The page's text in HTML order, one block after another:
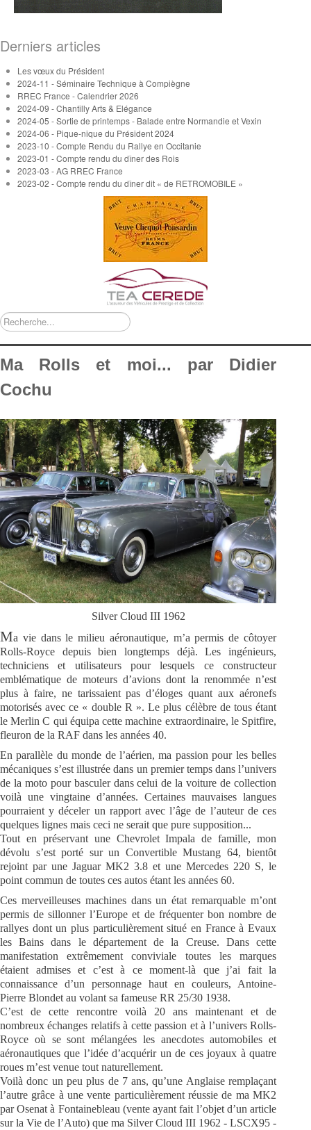
Derniers articles
Les vœux du Président
2024-11 - Séminaire Technique à Compiègne
RREC France - Calendrier 2026
2024-09 - Chantilly Arts & Elégance
2024-05 - Sortie de printemps - Balade entre Normandie et Vexin
2024-06 - Pique-nique du Président 2024
2023-10 - Compte Rendu du Rallye en Occitanie
2023-01 - Compte rendu du dîner des Rois
2023-03 - AG RREC France
2023-02 - Compte rendu du dîner dit « de RETROMOBILE »
Rechercher
Ma Rolls et moi... par Didier
Cochu
Silver Cloud III 1962
Ma vie dans le milieu aéronautique, m’a permis de côtoyer
Rolls-Royce depuis bien longtemps déjà. Les ingénieurs,
techniciens et utilisateurs pour lesquels ce constructeur
emblématique de moteurs d’avions dont la renommée n’est
plus à faire, ne tarissaient pas d’éloges quant aux aéronefs
motorisés avec ce « double R ». Le plus célèbre de tous étant
le Merlin C qui équipa cette machine extraordinaire, le Spitfire,
fleuron de la RAF dans les années 40.
En parallèle du monde de l’aérien, ma passion pour les belles
mécaniques s’est illustrée dans un premier temps dans l’univers
de la moto pour basculer dans celui de la voiture de collection
voilà une vingtaine d’années. Certaines mauvaises langues
pourraient y déceler un rapport avec l’âge de l’auteur de ces
quelques lignes mais ceci ne serait que pure supposition...
Tout en préservant une Chevrolet Impala de famille, mon
dévolu s’est porté sur un Convertible Mustang 64, bientôt
rejoint par une Jaguar MK2 3.8 et une Mercedes 220 S, le
point commun de toutes ces autos étant les années 60.
Ces merveilleuses machines dans un état remarquable m’ont
permis de sillonner l’Europe et de fréquenter bon nombre de
rallyes dont un plus particulièrement situé en France à Evaux
les Bains dans le département de la Creuse. Dans cette
manifestation extrêmement conviviale toutes les marques
étaient admises et c’est à ce moment-là que j’ai fait la
connaissance d’un personnage haut en couleurs, Antoine-
Pierre Blondet au volant sa fameuse RR 25/30 1938.
C’est de cette rencontre voilà 20 ans maintenant et de
nombreux échanges relatifs à cette passion et à l’univers Rolls-
Royce où se sont mélangées les anecdotes automobiles et
aéronautiques que l’idée d’acquérir un de ces joyaux à quatre
roues m’est venue tout naturellement.
Voilà donc un peu plus de 7 ans, qu’une Anglaise remplaçant
l’autre grâce à une vente particulièrement réussie de ma MK2
par Osenat à Fontainebleau (vente ayant fait l’objet d’un article
sur la Vie de l’Auto) que ma Silver Cloud III 1962 - LSCX95 -